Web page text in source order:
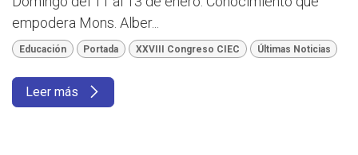
empodera Mons. Alber...
Educación Portada XXVIII Congreso CIEC Últimas Noticias
Leer más